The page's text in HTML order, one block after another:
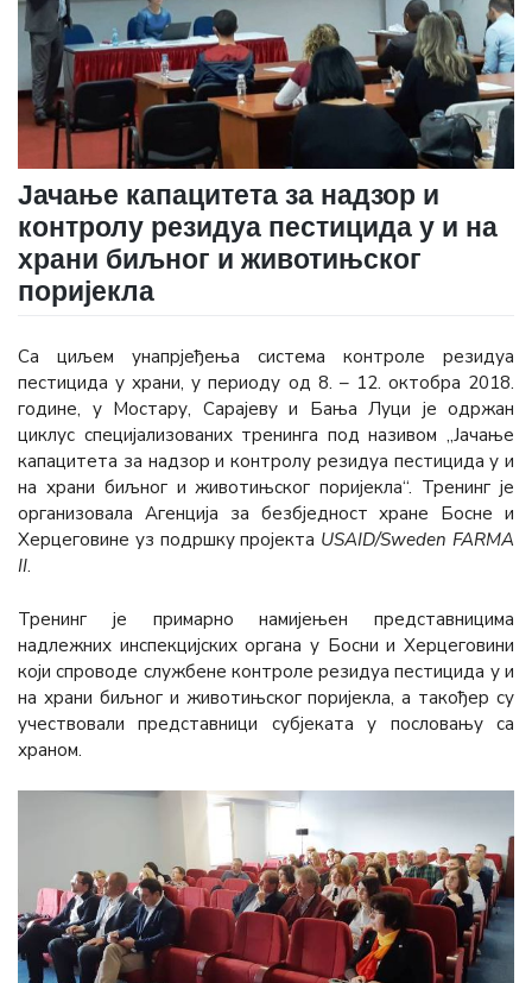
Јачање капацитета за надзор и
контролу резидуа пестицида у и на
храни биљног и животињског
поријекла
Са циљем унапрјеђења система контроле резидуа
пестицида у храни, у периоду од 8. – 12. октобра 2018.
године, у Мостару, Сарајеву и Бања Луци је одржан
циклус специјализованих тренинга под називом „Јачање
капацитета за надзор и контролу резидуа пестицида у и
на храни биљног и животињског поријекла“. Тренинг је
организовала Агенција за безбједност хране Босне и
Херцеговине уз подршку пројекта USAID/Sweden FARMA
II.
Тренинг је примарно намијењен представницима
надлежних инспекцијских органа у Босни и Херцеговини
који спроводе службене контроле резидуа пестицида у и
на храни биљног и животињског поријекла, а такођер су
учествовали представници субјеката у пословању са
храном.